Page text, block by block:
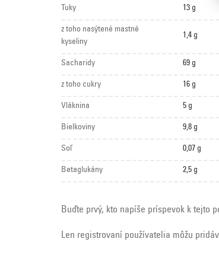
Tuky 13 g
z toho nasýtené mastné
kyseliny
1,4 g
Sacharidy 69 g
z toho cukry 16 g
Vláknina 5 g
Bielkoviny 9,8 g
Soľ 0,07 g
Betaglukány 2,5 g
Buďte prvý, kto napíše príspevok k tejto
Len registrovaní používatelia môžu